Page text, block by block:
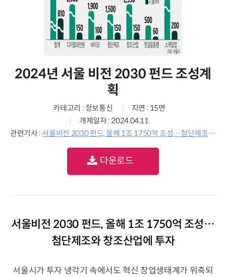
2024년 서울 비전 2030 펀드 조성계
획
카테고리 : 정보통신
지면 : 15면
개제일자 : 2024.04.11
관련기사 : 서울비전 2030 펀드, 올해 1조 1750억 조성…첨단제조와 창조산업에 투자
다운로드
서울비전 2030 펀드, 올해 1조 1750억 조성…
첨단제조와 창조산업에 투자
서울시가 투자 냉각기 속에서도 혁신 창업생태계가 위축되